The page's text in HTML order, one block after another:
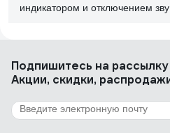
индикатором и отключением
Все работает.
1 отзыв
Подпишитесь на рассылку
Акции, скидки,